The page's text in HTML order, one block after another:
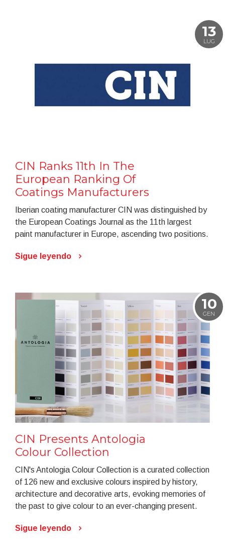
13
LUG
CIN Ranks 11th In The
European Ranking Of
Coatings Manufacturers
Iberian coating manufacturer CIN was distinguished by
the European Coatings Journal as the 11th largest
paint manufacturer in Europe, ascending two positions.
Sigue leyendo
10
GEN
CIN Presents Antologia
Colour Collection
CIN's Antologia Colour Collection is a curated collection
of 126 new and exclusive colours inspired by history,
architecture and decorative arts, evoking memories of
the past to give colour to an ever-changing present.
Sigue leyendo